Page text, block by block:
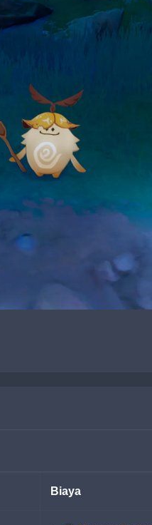
Biaya